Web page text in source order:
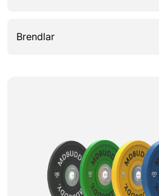
Brendlar